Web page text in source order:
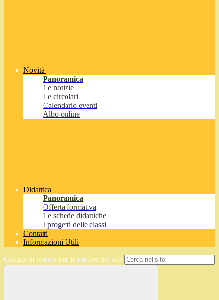
Novità
Panoramica
Le notizie
Le circolari
Calendario eventi
Albo online
Didattica
Panoramica
Offerta formativa
Le schede didattiche
I progetti delle classi
Contatti
Informazioni Utili
Campo di ricerca per le pagine del sito